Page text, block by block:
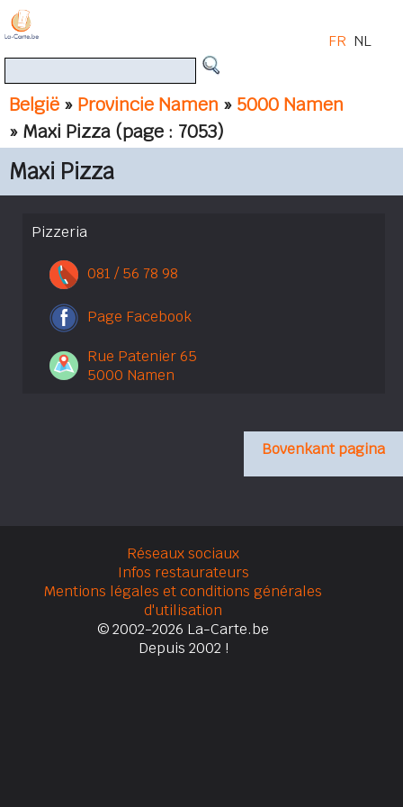
België » Provincie Namen » 5000 Namen
» Maxi Pizza (page : 7053)
FR NL
Maxi Pizza
Pizzeria
081 / 56 78 98
Page Facebook
Rue Patenier 65
5000 Namen
Bovenkant pagina
Réseaux sociaux
Infos restaurateurs
Mentions légales et conditions générales
d'utilisation
© 2002-2026 La-Carte.be
Depuis 2002 !